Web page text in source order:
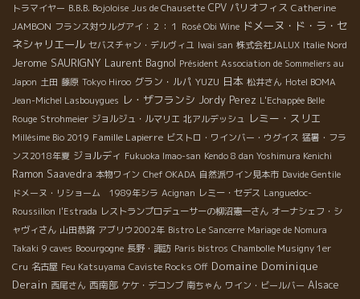
トラマイヤー B.B.B. Bojoloise Jus de Chausette CPV パリオフィス Catherine
JAMBON フランス対ウルグアイ：２：１ Rosé Obi Wine ドメーヌ・ド・ラ・セ
ネシャリエール セバスチャン・デルヴィユ Iwai san 株式会社JALUX Italie Nord
Jerome SAURIGNY Laurent Bagnol Président Association de Sommeliers au
Japon 土田 藤原 Tokyo Hiroo グラン・ルパ YUZU 日本 松井さん Hotel BOMA
Jean-Michel Lasbouygues レ・ザフランシ Jordy Perez L'Echappée Belle
Rouge Strohmeier ジョルジュ・ルマリエ 北アルデッシュ レミー・スリエ
Millésime Bio 2019 Famille Lapierre ビストロ・ワインバー・ウグイス 猛暑・フラ
ンス2018年夏 ジョルディ Fukuoka Imao-san Kendo 8 dan Yoshimura Kenichi
Ramon Saavedra 本物ワイン Chef OKADA 自然派ワイン見本市 Davide Gentile
ドメーヌ・リショーム 1989年シラ Acignan レミー・セデス Languedoc-
Roussillon l'Estrada レストランプロデューサーの柳沼憲一さん オーナシェフ・シ
ャヴィさん 山田恭路 アブリウ2002年 Bistro Le Sancerre Mariage de Nomura
Takaki 9 caves Boourgogne 長野・諏訪 Paris bistros Chambolle Musigny 1er
Cru 名古屋 Feu Katsuyama Caviste Rocks Off Domaine Dominique
Derain 西尾さん 西南部 ケケ・デコンブ 南ちゃん ワイン・ビールバー Alsace